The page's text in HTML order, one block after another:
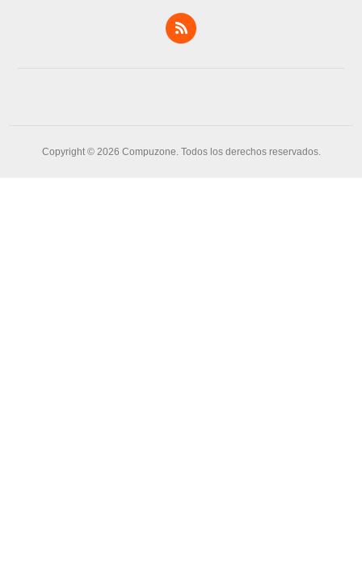
Copyright © 2026 Compuzone. Todos los derechos reservados.